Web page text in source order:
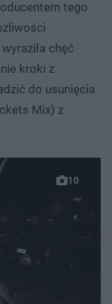
tego
chęć
kroki z
do usunięcia
Mix) z
10